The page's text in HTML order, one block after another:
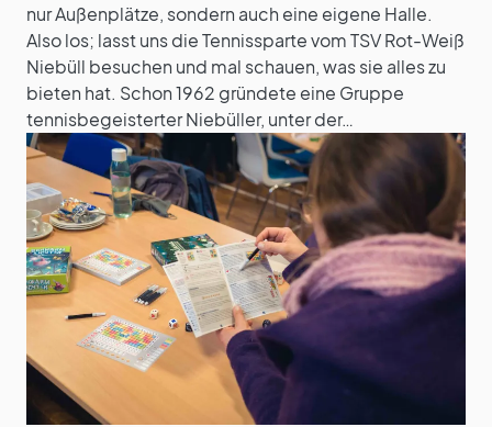
nur Außenplätze, sondern auch eine eigene Halle.
Also los; lasst uns die Tennissparte vom TSV Rot-Weiß
Niebüll besuchen und mal schauen, was sie alles zu
bieten hat. Schon 1962 gründete eine Gruppe
tennisbegeisterter Niebüller, unter der…